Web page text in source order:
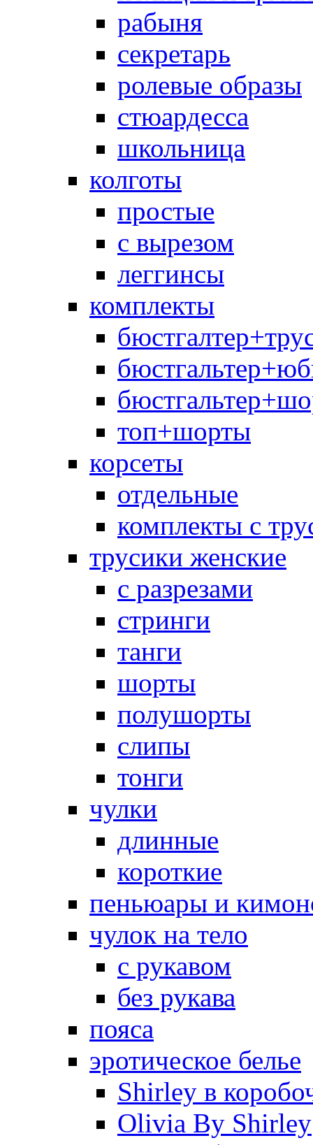
рабыня
секретарь
ролевые образы
стюардесса
школьница
колготы
простые
с вырезом
леггинсы
комплекты
топ+шорты
корсеты
отдельные
комплекты с
трусики женские
с разрезами
стринги
танги
шорты
полушорты
слипы
тонги
чулки
длинные
короткие
пеньюары и
чулок на тело
с рукавом
без рукава
пояса
эротическое белье
Shirley в
Olivia By Shirley